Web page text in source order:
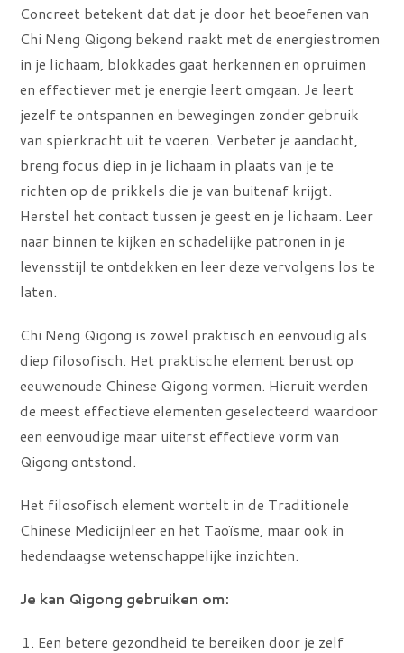
Concreet betekent dat dat je door het beoefenen van
Chi Neng Qigong bekend raakt met de energiestromen
in je lichaam, blokkades gaat herkennen en opruimen
en effectiever met je energie leert omgaan. Je leert
jezelf te ontspannen en bewegingen zonder gebruik
van spierkracht uit te voeren. Verbeter je aandacht,
breng focus diep in je lichaam in plaats van je te
richten op de prikkels die je van buitenaf krijgt.
Herstel het contact tussen je geest en je lichaam. Leer
naar binnen te kijken en schadelijke patronen in je
levensstijl te ontdekken en leer deze vervolgens los te
laten.
Chi Neng Qigong is zowel praktisch en eenvoudig als
diep filosofisch. Het praktische element berust op
eeuwenoude Chinese Qigong vormen. Hieruit werden
de meest effectieve elementen geselecteerd waardoor
een eenvoudige maar uiterst effectieve vorm van
Qigong ontstond.
Het filosofisch element wortelt in de Traditionele
Chinese Medicijnleer en het Taoïsme, maar ook in
hedendaagse wetenschappelijke inzichten.
Je kan Qigong gebruiken om:
Een betere gezondheid te bereiken door je zelf